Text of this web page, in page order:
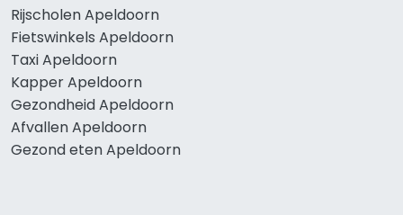
Rijscholen Apeldoorn
Fietswinkels Apeldoorn
Taxi Apeldoorn
Kapper Apeldoorn
Gezondheid Apeldoorn
Afvallen Apeldoorn
Gezond eten Apeldoorn